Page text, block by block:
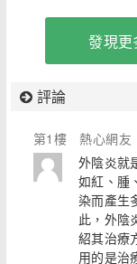
發現
評論
第1樓 熱心網友
外陰炎就
如紅、腫
染而產生
此，外陰
紹其治療
用的是治